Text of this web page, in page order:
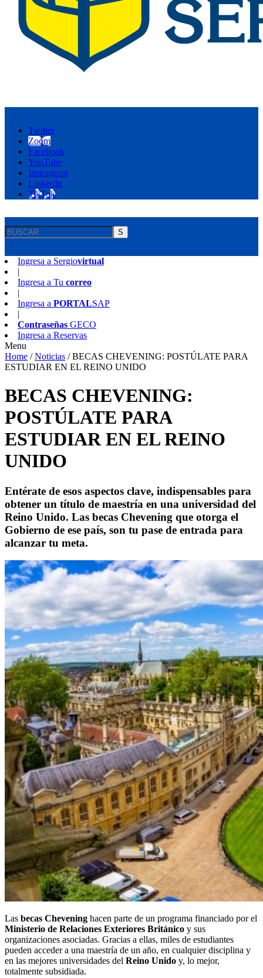
Twitter
Zoom
Facebook
YouTube
Instragram
LinkedIn
TikTok
S
Ingresa a Sergiovirtual
|
Ingresa a Tu correo
|
Ingresa a PORTALSAP
|
Contraseñas GECO
Ingresa a Reservas
Menu
Home /Noticias /BECAS CHEVENING: POSTÚLATE PARA
ESTUDIAR EN EL REINO UNIDO
BECAS CHEVENING:
POSTÚLATE PARA
ESTUDIAR EN EL REINO
UNIDO
Entérate de esos aspectos clave, indispensables para
obtener un título de maestría en una universidad del
Reino Unido. Las becas Chevening que otorga el
Gobierno de ese país, son tu pase de entrada para
alcanzar tu meta.
Las becas Chevening hacen parte de un programa financiado por el
Ministerio de Relaciones Exteriores Británico y sus
organizaciones asociadas. Gracias a ellas, miles de estudiantes
pueden acceder a una maestría de un año, en cualquier disciplina y
en las mejores universidades del Reino Unido y, lo mejor,
totalmente subsidiada.